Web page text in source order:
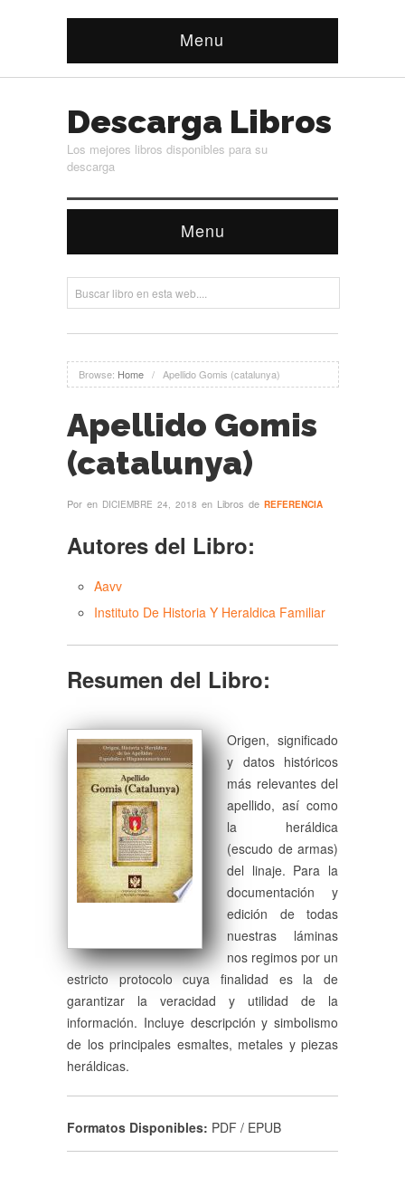
Menu
Descarga Libros
Los mejores libros disponibles para su
descarga
Menu
Browse: Home / Apellido Gomis (catalunya)
Apellido Gomis
(catalunya)
Por en DICIEMBRE 24, 2018 en Libros de REFERENCIA
Autores del Libro:
Aavv
Instituto De Historia Y Heraldica Familiar
Resumen del Libro:
Origen, significado
y datos históricos
más relevantes del
apellido, así como
la heráldica
(escudo de armas)
del linaje. Para la
documentación y
edición de todas
nuestras láminas
nos regimos por un
estricto protocolo cuya finalidad es la de
garantizar la veracidad y utilidad de la
información. Incluye descripción y simbolismo
de los principales esmaltes, metales y piezas
heráldicas.
Formatos Disponibles: PDF / EPUB